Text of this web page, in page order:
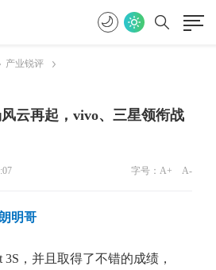
产业锐评
云再起，vivo、三星领衔战
字号： A+ A-
明哥
3S，并且取得了不错的成绩，